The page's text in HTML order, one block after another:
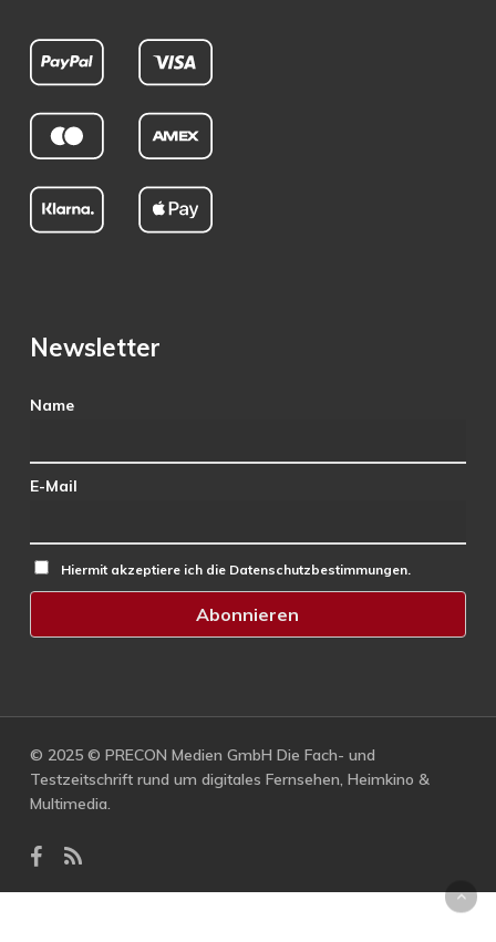
Newsletter
Name
E-Mail
Hiermit akzeptiere ich die Datenschutzbestimmungen.
© 2025 © PRECON Medien GmbH Die Fach- und
Testzeitschrift rund um digitales Fernsehen, Heimkino &
Multimedia.
facebook
RSS